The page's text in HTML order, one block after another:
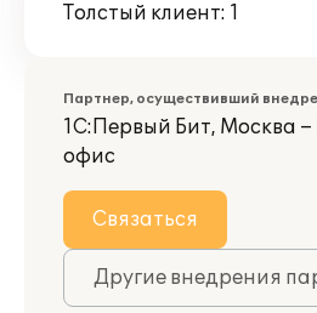
Толстый клиент: 1
Партнер, осуществивший
1С:Первый Бит, Москва
офис
Связаться
Другие внедрения